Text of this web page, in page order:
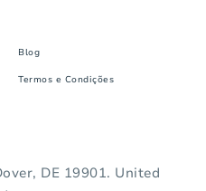
Blog
Termos e Condições
DE 19901. United